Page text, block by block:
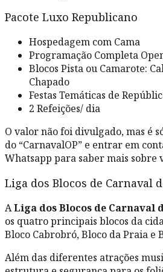
Pacote Luxo Republicano
Hospedagem com Cama
Programação Completa
Blocos Pista ou Camarote:
Chapado
Festas Temáticas de
2 Refeições/ dia
O valor não foi divulgado, mas é
do “CarnavalOP” e entrar em
Whatsapp para saber mais sobre
Liga dos Blocos de Carnaval
ALiga dos Blocos de Carnaval
os quatro principais blocos da
Bloco Cabrobró, Bloco da Praia e
Além das diferentes atrações